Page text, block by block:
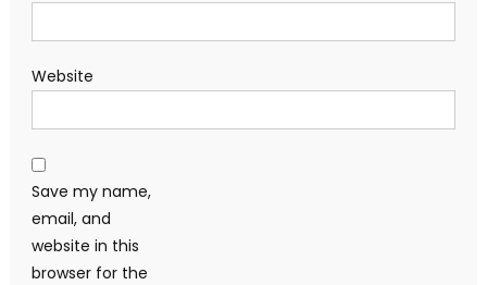
Website
Save my name,
email, and
website in this
browser for the